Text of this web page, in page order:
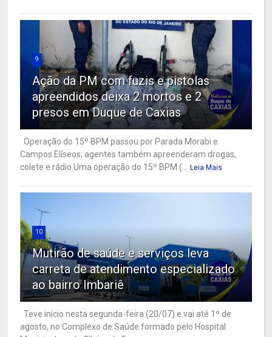
9
Ação da PM com fuzis e pistolas
apreendidos deixa 2 mortos e 2
presos em Duque de Caxias
Operação do 15º BPM passou por Parada Morabi e
Campos Elíseos; agentes também apreenderam drogas,
colete e rádio Uma operação do 15º BPM (...
Leia Mais
10
Mutirão de saúde e serviços leva
carreta de atendimento especializado
ao bairro Imbariê
Teve início nesta segunda-feira (20/07) e vai até 1º de
agosto, no Complexo de Saúde formado pelo Hospital